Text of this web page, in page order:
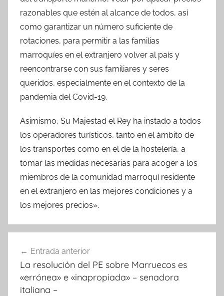
razonables que estén al alcance de todos, así
como garantizar un número suficiente de
rotaciones, para permitir a las familias
marroquíes en el extranjero volver al país y
reencontrarse con sus familiares y seres
queridos, especialmente en el contexto de la
pandemia del Covid-19.
Asimismo, Su Majestad el Rey ha instado a todos
los operadores turísticos, tanto en el ámbito de
los transportes como en el de la hostelería, a
tomar las medidas necesarias para acoger a los
miembros de la comunidad marroquí residente
en el extranjero en las mejores condiciones y a
los mejores precios».
de
entradas
Entrada anterior
La resolución del PE sobre Marruecos es
«errónea» e «inapropiada» – senadora
italiana –